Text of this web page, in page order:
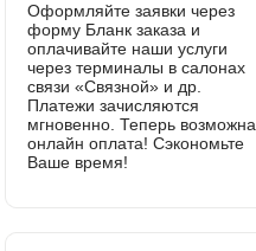
Оформляйте заявки через
форму Бланк заказа и
оплачивайте наши услуги
через терминалы в салонах
связи «Связной» и др.
Платежи зачисляются
мгновенно. Теперь возможна
онлайн оплата! Сэкономьте
Ваше время!